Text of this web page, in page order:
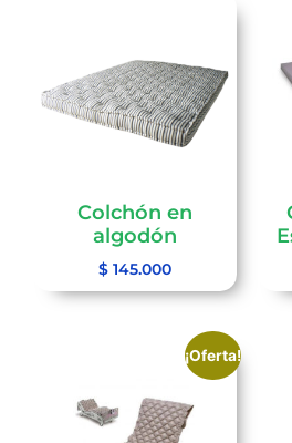
Colchón en
algodón
$ 145.000
¡Oferta!